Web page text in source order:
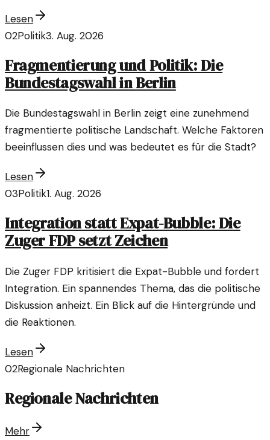
Lesen
02Politik3. Aug. 2026
Fragmentierung und Politik: Die
Bundestagswahl in Berlin
Die Bundestagswahl in Berlin zeigt eine zunehmend
fragmentierte politische Landschaft. Welche Faktoren
beeinflussen dies und was bedeutet es für die Stadt?
Lesen
03Politik1. Aug. 2026
Integration statt Expat-Bubble: Die
Zuger FDP setzt Zeichen
Die Zuger FDP kritisiert die Expat-Bubble und fordert
Integration. Ein spannendes Thema, das die politische
Diskussion anheizt. Ein Blick auf die Hintergründe und
die Reaktionen.
Lesen
02Regionale Nachrichten
Regionale Nachrichten
Mehr